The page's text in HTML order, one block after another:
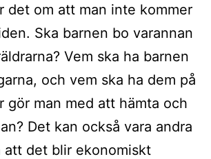
det om att man inte kommer
Ska barnen bo varannan
Vem ska ha barnen
och vem ska ha dem på
gör man med att hämta och
Det kan också vara andra
att det blir ekonomiskt